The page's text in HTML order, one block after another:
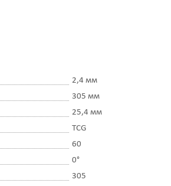
2,4 мм
305 мм
25,4 мм
TCG
60
0°
305